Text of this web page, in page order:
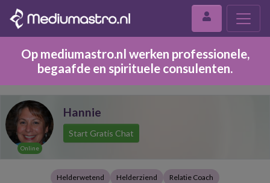
Op mediumastro.nl werken professionele,
begaafde en spirituele consulenten.
Online
Hannie
Start Gratis Chat
Helderwetend Helderziend Relatie Coach